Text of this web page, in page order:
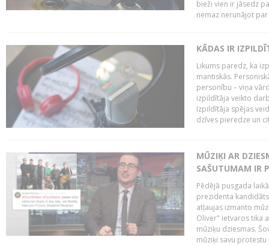
bieži vien ir jāsedz
nemaz nerunājot
KĀDAS IR
Likums paredz, ka
mantiskās.
personību – viņa
izpildītāja veikto
Izpildītāja spējas
dzīves pieredze un
MŪZIĶI AR
SAŠUTUMAM IR
Pēdējā pusgada
prezidenta
atļaujas izmanto
Oliver" ietvaros tika
mūziķu dziesmas.
mūziķi savu